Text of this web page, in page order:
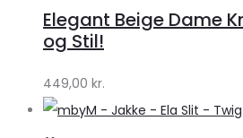
Klædeskabet.dk
Elegant Beige Dame
og Stil!
449,00 kr.